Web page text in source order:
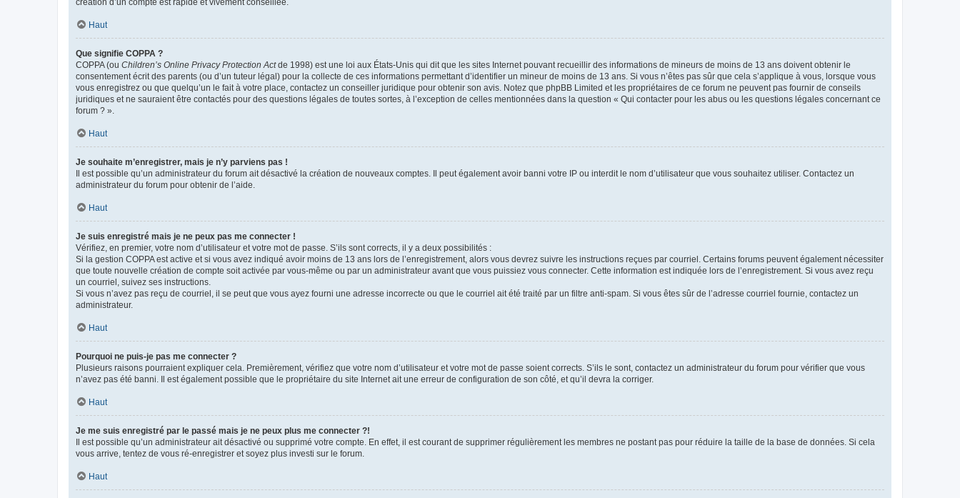
Haut
Que signifie COPPA ?
COPPA (ou Children’s Online Privacy Protection Actde 1998) est une loi aux États-Unis qui dit que les sites Internet pouvant recueillir des informations de mineurs de moins de 13 ans doivent obtenir le
consentement écrit des parents (ou d’un tuteur légal) pour la collecte de ces informations permettant d’identifier un mineur de moins de 13 ans. Si vous n’êtes pas sûr que cela s’applique à vous, lorsque vous
vous enregistrez ou que quelqu’un le fait à votre place, contactez un conseiller juridique pour obtenir son avis. Notez que phpBB Limited et les propriétaires de ce forum ne peuvent pas fournir de conseils
juridiques et ne sauraient être contactés pour des questions légales de toutes sortes, à l’exception de celles mentionnées dans la question « Qui contacter pour les abus ou les questions légales concernant ce
forum ? ».
Haut
Je souhaite m’enregistrer, mais je n’y parviens pas !
Il est possible qu’un administrateur du forum ait désactivé la création de nouveaux comptes. Il peut également avoir banni votre IP ou interdit le nom d’utilisateur que vous souhaitez utiliser. Contactez un
administrateur du forum pour obtenir de l’aide.
Haut
Je suis enregistré mais je ne peux pas me connecter !
Vérifiez, en premier, votre nom d’utilisateur et votre mot de passe. S’ils sont corrects, il y a deux possibilités :
Si la gestion COPPA est active et si vous avez indiqué avoir moins de 13 ans lors de l’enregistrement, alors vous devrez suivre les instructions reçues par courriel. Certains forums peuvent également nécessiter
que toute nouvelle création de compte soit activée par vous-même ou par un administrateur avant que vous puissiez vous connecter. Cette information est indiquée lors de l’enregistrement. Si vous avez reçu
un courriel, suivez ses instructions.
Si vous n’avez pas reçu de courriel, il se peut que vous ayez fourni une adresse incorrecte ou que le courriel ait été traité par un filtre anti-spam. Si vous êtes sûr de l’adresse courriel fournie, contactez un
administrateur.
Haut
Pourquoi ne puis-je pas me connecter ?
Plusieurs raisons pourraient expliquer cela. Premièrement, vérifiez que votre nom d’utilisateur et votre mot de passe soient corrects. S’ils le sont, contactez un administrateur du forum pour vérifier que vous
n’avez pas été banni. Il est également possible que le propriétaire du site Internet ait une erreur de configuration de son côté, et qu’il devra la corriger.
Haut
Je me suis enregistré par le passé mais je ne peux plus me connecter ?!
Il est possible qu’un administrateur ait désactivé ou supprimé votre compte. En effet, il est courant de supprimer régulièrement les membres ne postant pas pour réduire la taille de la base de données. Si cela
vous arrive, tentez de vous ré-enregistrer et soyez plus investi sur le forum.
Haut